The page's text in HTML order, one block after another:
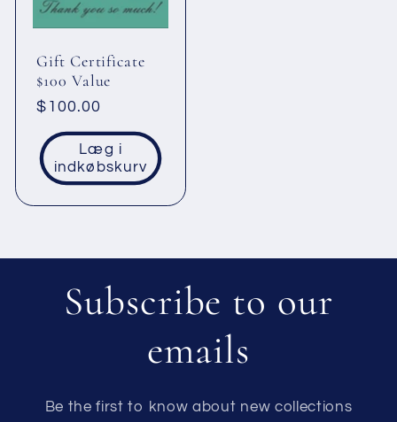
Gift Certificate
$100 Value
Normalpris
$100.00
Læg i
indkøbskurv
Subscribe to our
emails
Be the first to know about new collections